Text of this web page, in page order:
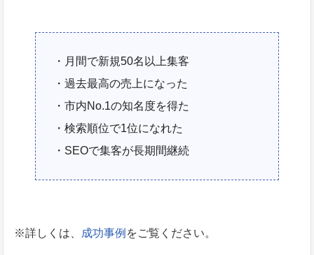
・月間で新規50名以上集客
・過去最高の売上になった
・市内No.1の知名度を得た
・検索順位で1位になれた
・SEOで集客が長期間継続
※詳しくは、 成功事例 をご覧ください。